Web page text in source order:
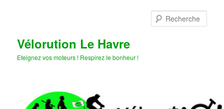
Vélorution Le Havre
Eteignez vos moteurs ! Respirez le bonheur !